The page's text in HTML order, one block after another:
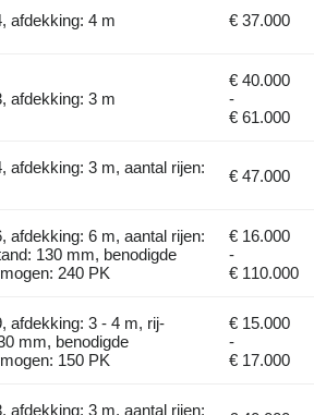
afdekking: 4 m € 37.000
afdekking: 3 m
€ 40.000
-
€ 61.000
afdekking: 3 m, aantal rijen:
€ 47.000
afdekking: 6 m, aantal rijen:
130 mm, benodigde
240 PK
€ 16.000
-
€ 110.000
afdekking: 3 - 4 m, rij-
mm, benodigde
150 PK
€ 15.000
-
€ 17.000
afdekking: 3 m, aantal rijen: